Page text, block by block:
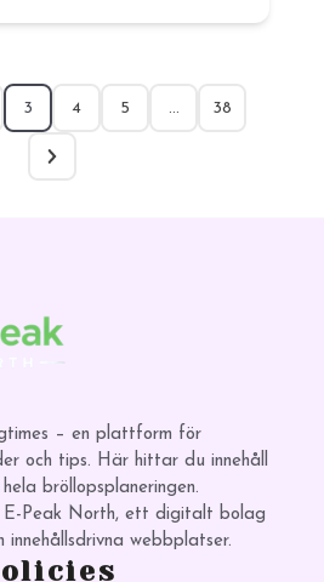
3 4 5 … 38
– en plattform för
och tips. Här hittar du innehåll
bröllopsplaneringen.
E-Peak North, ett digitalt bolag
webbplatser.